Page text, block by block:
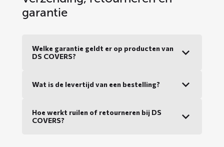
garantie
Welke garantie geldt er op producten van
DS COVERS?
Wat is de levertijd van een bestelling?
Hoe werkt ruilen of retourneren bij DS
COVERS?